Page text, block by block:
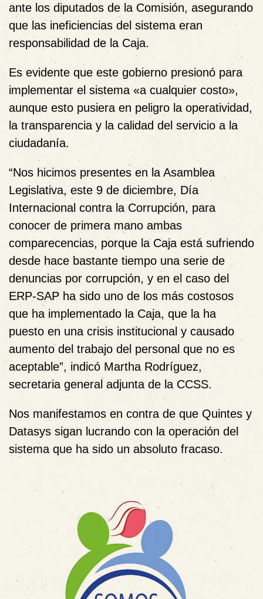
ante los diputados de la Comisión, asegurando
que las ineficiencias del sistema eran
responsabilidad de la Caja.
Es evidente que este gobierno presionó para
implementar el sistema «a cualquier costo»,
aunque esto pusiera en peligro la operatividad,
la transparencia y la calidad del servicio a la
ciudadanía.
“Nos hicimos presentes en la Asamblea
Legislativa, este 9 de diciembre, Día
Internacional contra la Corrupción, para
conocer de primera mano ambas
comparecencias, porque la Caja está sufriendo
desde hace bastante tiempo una serie de
denuncias por corrupción, y en el caso del
ERP-SAP ha sido uno de los más costosos
que ha implementado la Caja, que la ha
puesto en una crisis institucional y causado
aumento del trabajo del personal que no es
aceptable”, indicó Martha Rodríguez,
secretaria general adjunta de la CCSS.
Nos manifestamos en contra de que Quintes y
Datasys sigan lucrando con la operación del
sistema que ha sido un absoluto fracaso.